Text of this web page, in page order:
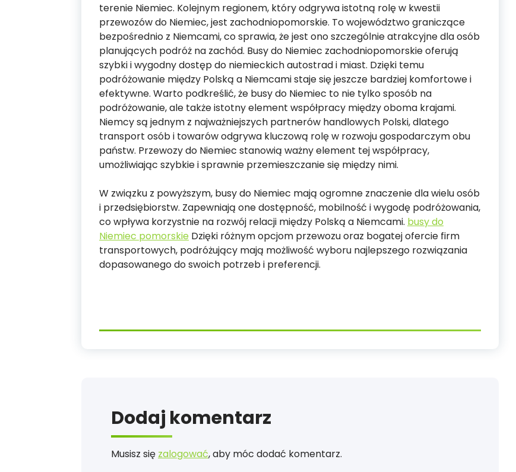
terenie Niemiec. Kolejnym regionem, który odgrywa istotną rolę w kwestii
przewozów do Niemiec, jest zachodniopomorskie. To województwo graniczące
bezpośrednio z Niemcami, co sprawia, że jest ono szczególnie atrakcyjne dla osób
planujących podróż na zachód. Busy do Niemiec zachodniopomorskie oferują
szybki i wygodny dostęp do niemieckich autostrad i miast. Dzięki temu
podróżowanie między Polską a Niemcami staje się jeszcze bardziej komfortowe i
efektywne. Warto podkreślić, że busy do Niemiec to nie tylko sposób na
podróżowanie, ale także istotny element współpracy między oboma krajami.
Niemcy są jednym z najważniejszych partnerów handlowych Polski, dlatego
transport osób i towarów odgrywa kluczową rolę w rozwoju gospodarczym obu
państw. Przewozy do Niemiec stanowią ważny element tej współpracy,
umożliwiając szybkie i sprawnie przemieszczanie się między nimi.
W związku z powyższym, busy do Niemiec mają ogromne znaczenie dla wielu osób
i przedsiębiorstw. Zapewniają one dostępność, mobilność i wygodę podróżowania,
co wpływa korzystnie na rozwój relacji między Polską a Niemcami. busy do
Niemiec pomorskie Dzięki różnym opcjom przewozu oraz bogatej ofercie firm
transportowych, podróżujący mają możliwość wyboru najlepszego rozwiązania
dopasowanego do swoich potrzeb i preferencji.
Dodaj komentarz
Musisz się zalogować, aby móc dodać komentarz.